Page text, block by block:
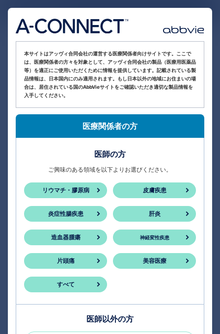
本サイトはアッヴィ合同会社の運営する医療関係者向けサイトです。ここで
は、医療関係者の方々を対象として、アッヴィ合同会社の製品（医療用医薬品
等）を適正にご使用いただくために情報を提供しています。記載されている製
品情報は、日本国内にのみ適用されます。もし日本以外の地域にお住まいの場
合は、居住されている国のAbbVieサイトをご確認いただき適切な製品情報を
入手してください。
医療関係者の方
医師の方
ご興味のある領域を以下よりお選びください。
リウマチ・膠原病 皮膚疾患
炎症性腸疾患 肝炎
造血器腫瘍 神経変性疾患
片頭痛 美容医療
すべて
医師以外の方